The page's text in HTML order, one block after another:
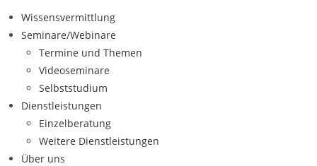
Wissensvermittlung
Seminare/Webinare
Termine und Themen
Videoseminare
Selbststudium
Dienstleistungen
Einzelberatung
Weitere Dienstleistungen
Über uns